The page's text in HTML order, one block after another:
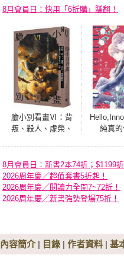
8月會員日：快用「6折購」賺翻！
膽小別看畫Ⅵ：背
叛、殺人、虛榮、
承受之「惡」
純真
8月會員日：新書2本74折；$1199
2026周年慶／超值套書5折起！
2026周年慶／閱讀力全開7~72折！
2026周年慶／新書強勢登場75折！
內容簡介| 目錄 | 作者資料 | 基